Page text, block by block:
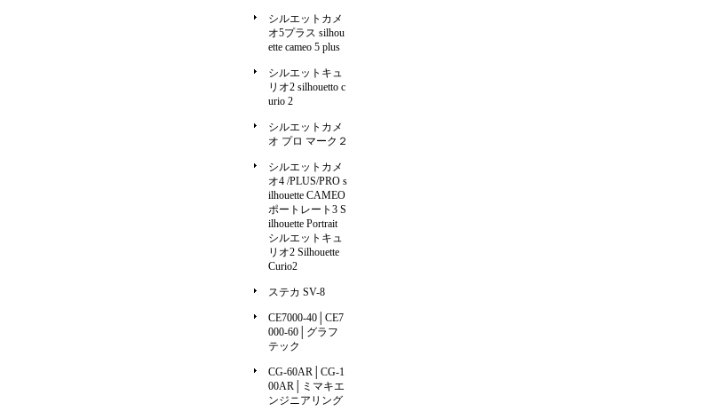
シルエットカメ
オ5プラス silhou
ette cameo 5 plus
シルエットキュ
リオ2 silhouetto c
urio 2
シルエットカメ
オ プロ マーク２
シルエットカメ
オ4 /PLUS/PRO s
ilhouette CAMEO
ポートレート3 S
ilhouette Portrait
シルエットキュ
リオ2 Silhouette
Curio2
ステカ SV-8
CE7000-40│CE7
000-60│グラフ
テック
CG-60AR│CG-1
00AR│ミマキエ
ンジニアリング